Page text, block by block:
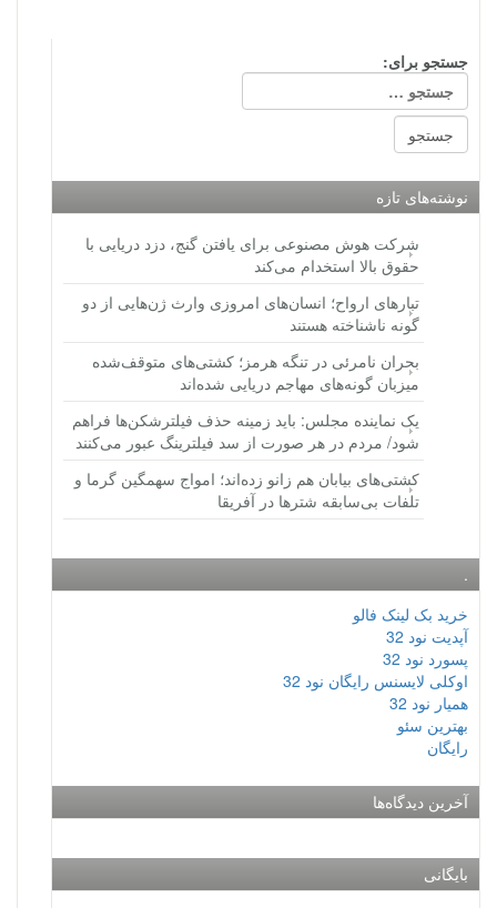
جستجو برای:
نوشته‌های تازه
شرکت هوش مصنوعی برای یافتن گنج، دزد دریایی با
حقوق بالا استخدام می‌کند
تبارهای ارواح؛ انسان‌های امروزی وارث ژن‌هایی از دو
گونه ناشناخته هستند
بحران نامرئی در تنگه هرمز؛ کشتی‌های متوقف‌شده
میزبان گونه‌های مهاجم دریایی شده‌اند
یک نماینده مجلس: باید زمینه حذف فیلترشکن‌ها فراهم
شود/ مردم در هر صورت از سد فیلترینگ عبور می‌کنند
کشتی‌های بیابان هم زانو زده‌اند؛ امواج سهمگین گرما و
تلفات بی‌سابقه شترها در آفریقا
.
خرید بک لینک فالو
آپدیت نود 32
پسورد نود 32
اوکلی لایسنس رایگان نود 32
همیار نود 32
بهترین سئو
رایگان
آخرین دیدگاه‌ها
بایگانی